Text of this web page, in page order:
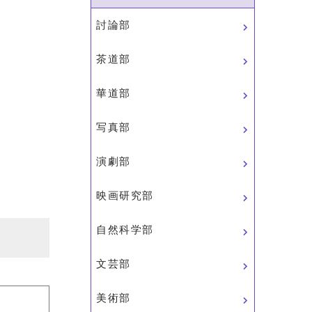
討論部
茶道部
華道部
写真部
演劇部
映画研究部
自然科学部
文芸部
美術部